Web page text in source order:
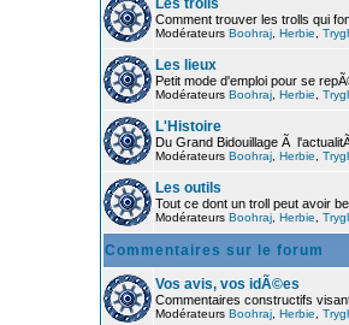
Les trolls
Comment trouver les trolls qui
Modérateurs Boohraj Herbie
Les lieux
Petit mode d'emploi pour se
Modérateurs Boohraj Herbie
L'Histoire
Du Grand Bidouillage Ã
Modérateurs Boohraj Herbie
Les outils
Tout ce dont un troll peut avoir
Modérateurs Boohraj Herbie
Commentaires sur le forum
Vos avis, vos idÃ©es
Commentaires constructifs
Modérateurs Boohraj Herbie